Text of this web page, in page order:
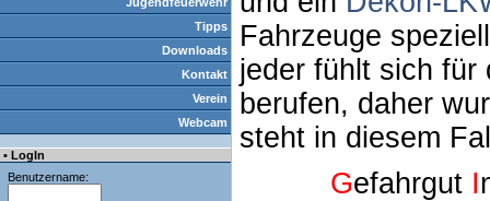
Tipps
Downloads
Kontakt
Verein
Webcam
• LogIn
Benutzername:
Fahrzeuge
jeder fühlt sich für
berufen, daher
steht in diesem
Gefahrgut I